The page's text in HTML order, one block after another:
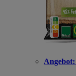
Angebot: